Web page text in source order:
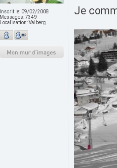
Inscrit le: 09/02/2008
Messages:7349
Localisation:Valberg
Je